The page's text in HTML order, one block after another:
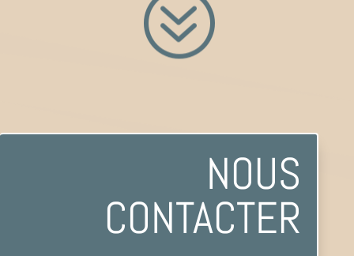
?
NOUS
CONTACTER